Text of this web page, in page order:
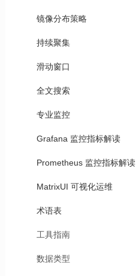
镜像分布策略
持续聚集
滑动窗口
全文搜索
专业监控
Grafana 监控指标解读
Prometheus 监控指标解读
MatrixUI 可视化运维
术语表
工具指南
数据类型